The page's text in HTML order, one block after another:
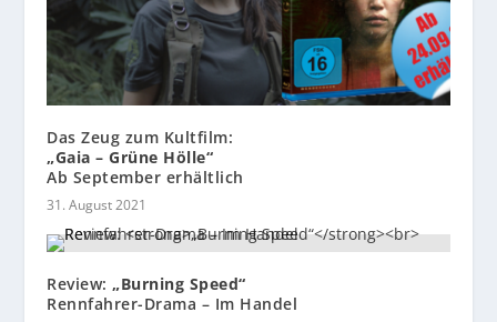
Das Zeug zum Kultfilm:
„Gaia – Grüne Hölle“
Ab September erhältlich
31. August 2021
Review:„Burning Speed“
Rennfahrer-Drama – Im Handel